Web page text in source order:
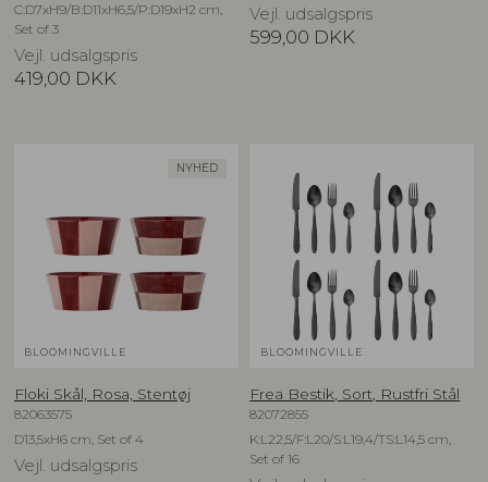
C:D7xH9/B:D11xH6,5/P:D19xH2 cm,
Set of 3
Vejl. udsalgspris
419,00 DKK
Vejl. udsalgspris
599,00 DKK
NYHED
BLOOMINGVILLE
Floki Skål, Rosa, Stentøj
82063575
D13,5xH6 cm, Set of 4
Vejl. udsalgspris
BLOOMINGVILLE
Frea Bestik, Sort, Rustfri Stål
82072855
K:L22,5/F:L20/S:L19,4/TS:L14,5 cm,
Set of 16